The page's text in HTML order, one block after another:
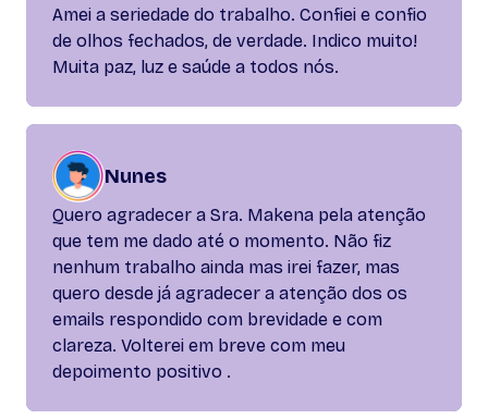
Amei a seriedade do trabalho. Confiei e confio
de olhos fechados, de verdade. Indico muito!
Muita paz, luz e saúde a todos nós.
Nunes
Quero agradecer a Sra. Makena pela atenção
que tem me dado até o momento. Não fiz
nenhum trabalho ainda mas irei fazer, mas
quero desde já agradecer a atenção dos os
emails respondido com brevidade e com
clareza. Volterei em breve com meu
depoimento positivo .